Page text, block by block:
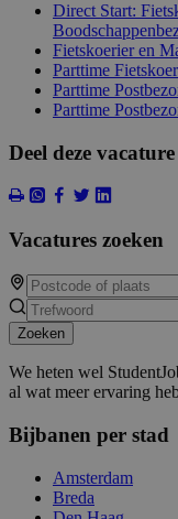
Direct Start:
Fietskoerier en
Parttime
Parttime
Parttime
Deel deze vacature
Vacatures zoeken
Zoeken
We heten wel
al wat meer ervaring
Bijbanen per stad
Amsterdam
Breda